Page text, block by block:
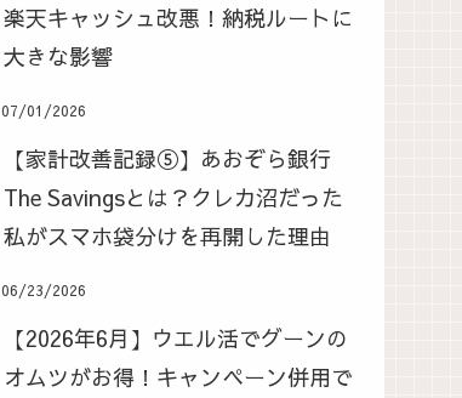
楽天キャッシュ改悪！納税ルートに
大きな影響
07/01/2026
【家計改善記録⑤】あおぞら銀行
The Savingsとは？クレカ沼だった
私がスマホ袋分けを再開した理由
06/23/2026
【2026年6月】ウエル活でグーンの
オムツがお得！キャンペーン併用で